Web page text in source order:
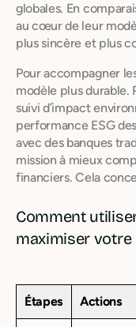
globales. En
au cœur de leur
plus sincère et plus
Pour accompagner
modèle plus durable.
suivi d’impact
performance ESG
avec des banques
mission à mieux
financiers. Cela
Comment
maximiser
Étapes Actions